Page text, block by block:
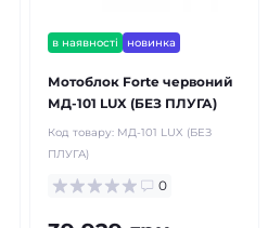
в наявності новинка
Мотоблок Forte червоний
МД-101 LUX (БЕЗ ПЛУГА)
Код товару: МД-101 LUX (БЕЗ
ПЛУГА)
0